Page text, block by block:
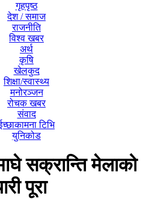
गृहपृष्ठ
देश / समाज
राजनीति
विश्व खबर
अर्थ
कृषि
खेलकुद
शिक्षा/स्वास्थ्य
मनोरञ्जन
रोचक खबर
संवाद
टिभि
युनिकोड
सक्रान्ति मेलाको
पूरा